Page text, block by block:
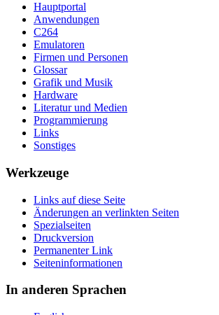
Hauptportal
Anwendungen
C264
Emulatoren
Firmen und Personen
Glossar
Grafik und Musik
Hardware
Literatur und Medien
Programmierung
Links
Sonstiges
Werkzeuge
Links auf diese Seite
Änderungen an verlinkten Seiten
Spezialseiten
Druckversion
Permanenter Link
Seiten­­informationen
In anderen Sprachen